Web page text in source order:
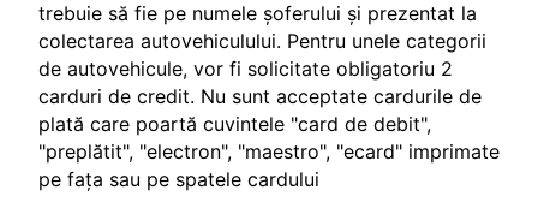
trebuie să fie pe numele șoferului și prezentat la
colectarea autovehiculului. Pentru unele categorii
de autovehicule, vor fi solicitate obligatoriu 2
carduri de credit. Nu sunt acceptate cardurile de
plată care poartă cuvintele "card de debit",
"preplătit", "electron", "maestro", "ecard" imprimate
pe fața sau pe spatele cardului